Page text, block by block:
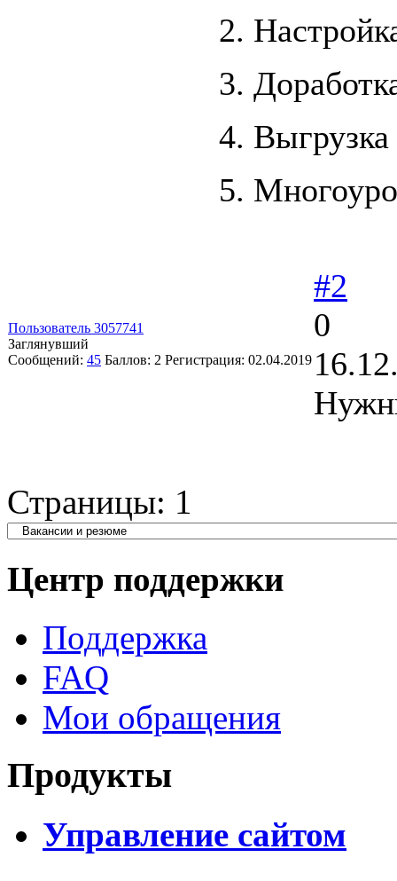
2.
3.
4. Выгрузка
5.
Пользователь 3057741
Заглянувший
Сообщений: 45 Баллов: 2 Регистрация: 02.04.2019
#2
0
Страницы: 1
Центр поддержки
Поддержка
FAQ
Мои обращения
Продукты
Управление сайтом